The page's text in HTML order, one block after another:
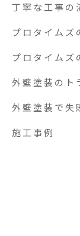
丁寧な工事の
プロタイムズ
プロタイムズ
外壁塗装のト
外壁塗装で失
施工事例